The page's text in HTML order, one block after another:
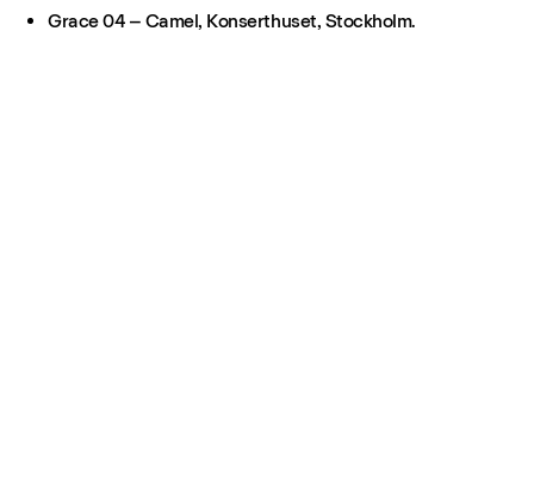
Grace 04 – Camel, Konserthuset, Stockholm.